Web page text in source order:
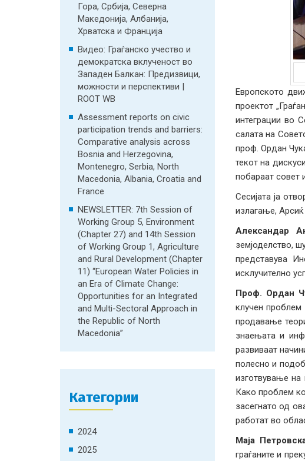
Гора, Србија, Северна
Македонија, Албанија,
Хрватска и Франција
Видео: Граѓанско учество и
демократска вклученост во
Западен Балкан: Предизвици,
можности и перспективи |
ROOT WB
Assessment reports on civic
participation trends and barriers:
Comparative analysis across
Bosnia and Herzegovina,
Montenegro, Serbia, North
Macedonia, Albania, Croatia and
France
NEWSLETTER: 7th Session of
Working Group 5, Environment
(Chapter 27) and 14th Session
of Working Group 1, Agriculture
and Rural Development (Chapter
11) “European Water Policies in
an Era of Climate Change:
Opportunities for an Integrated
and Multi-Sectoral Approach in
the Republic of North
Macedonia”
Категории
2024
2025
Европското
проектот
интеграции во
салата на
проф. Ордан
текот на
побараат совет
Сесијата ја
излагање, Арсиќ
Александар
земјоделство,
представува
исклучително
Проф. Ордан
клучен
продавање
знаењата и
развиваат
полесно и
изготвување на
Како проблем
засегнато од
работат во
Маја
граѓаните и